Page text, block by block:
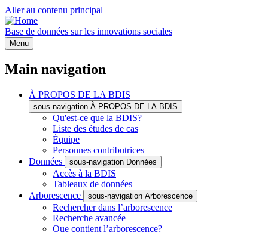
Aller au contenu principal
Base de données sur les innovations sociales
Menu
Main navigation
À PROPOS DE LA BDIS
sous-navigation À PROPOS DE LA BDIS
Qu'est-ce que la BDIS?
Liste des études de cas
Équipe
Personnes contributrices
Données
sous-navigation Données
Accès à la BDIS
Tableaux de données
Arborescence
sous-navigation Arborescence
Rechercher dans l’arborescence
Recherche avancée
Que contient l’arborescence?